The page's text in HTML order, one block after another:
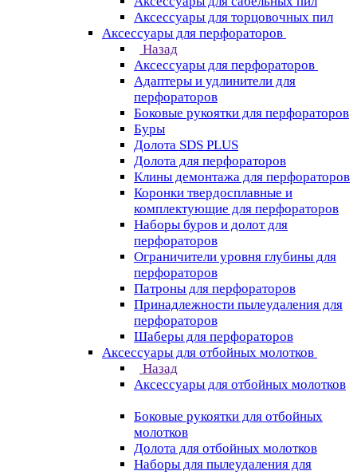
Аксессуары для торцовочных пил
Аксессуары для перфораторов
Назад
Аксессуары для перфораторов
Адаптеры и удлинители для
перфораторов
Боковые рукоятки для перфораторов
Буры
Долота SDS PLUS
Долота для перфораторов
Клины демонтажа для перфораторов
Коронки твердосплавные и
комплектующие для перфораторов
Наборы буров и долот для
перфораторов
Ограничители уровня глубины для
перфораторов
Патроны для перфораторов
Принадлежности пылеудаления для
перфораторов
Шаберы для перфораторов
Аксессуары для отбойных молотков
Назад
Аксессуары для отбойных молотков
Боковые рукоятки для отбойных
молотков
Долота для отбойных молотков
Наборы для пылеудаления для